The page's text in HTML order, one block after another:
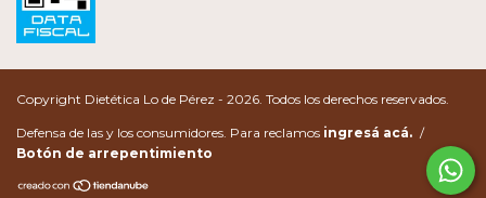
Copyright Dietética Lo de Pérez - 2026. Todos los derechos reservados.
Defensa de las y los consumidores. Para reclamos ingresá acá. /
Botón de arrepentimiento